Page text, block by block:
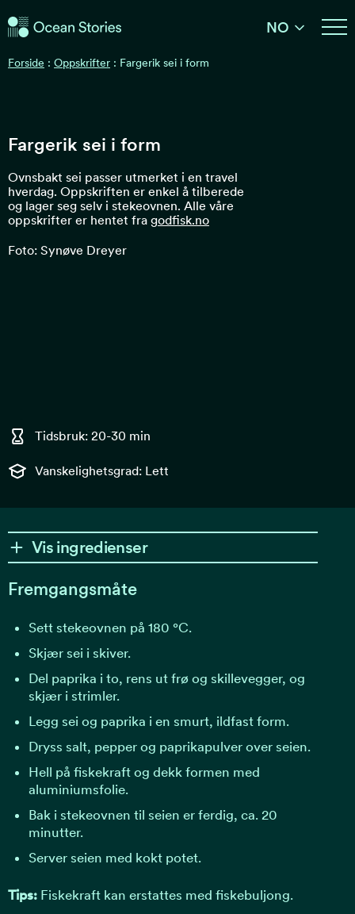
Ocean Stories
NO
Forside : Oppskrifter : Fargerik sei i form
Fargerik sei i form
Ovnsbakt sei passer utmerket i en travel
hverdag. Oppskriften er enkel å tilberede
og lager seg selv i stekeovnen. Alle våre
oppskrifter er hentet fra godfisk.no
Foto: Synøve Dreyer
Tidsbruk: 20-30 min
Vanskelighetsgrad: Lett
Vis ingredienser
Fremgangsmåte
Sett stekeovnen på 180 °C.
Skjær sei i skiver.
Del paprika i to, rens ut frø og skillevegger, og
skjær i strimler.
Legg sei og paprika i en smurt, ildfast form.
Dryss salt, pepper og paprikapulver over seien.
Hell på fiskekraft og dekk formen med
aluminiumsfolie.
Bak i stekeovnen til seien er ferdig, ca. 20
minutter.
Server seien med kokt potet.
Tips: Fiskekraft kan erstattes med fiskebuljong.